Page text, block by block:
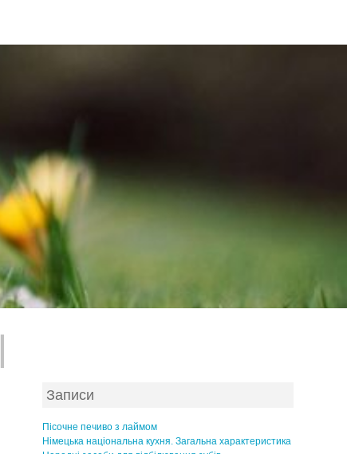
Записи
Пісочне печиво з лаймом
Німецька національна кухня. Загальна характеристика